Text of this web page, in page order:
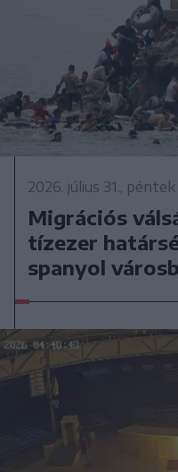
2026. július 31., péntek
Migrációs
tízezer
spanyol